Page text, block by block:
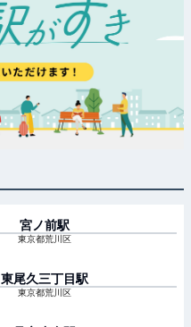
宮ノ前駅
東京都荒川区
東尾久三丁目駅
東京都荒川区